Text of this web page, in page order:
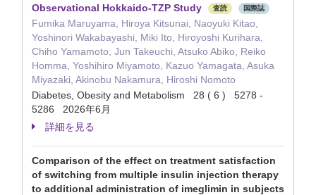
Observational Hokkaido-TZP Study
査読 国際誌
Fumika Maruyama, Hiroya Kitsunai, Naoyuki Kitao,
Yoshinori Wakabayashi, Miki Ito, Hiroyoshi Kurihara,
Chiho Yamamoto, Jun Takeuchi, Atsuko Abiko, Reiko
Homma, Yoshihiro Miyamoto, Kazuo Yamagata, Asuka
Miyazaki, Akinobu Nakamura, Hiroshi Nomoto
Diabetes, Obesity and Metabolism 28 ( 6 ) 5278 -
5286 2026年6月
詳細を見る
Comparison of the effect on treatment satisfaction
of switching from multiple insulin injection therapy
to additional administration of imeglimin in subjects